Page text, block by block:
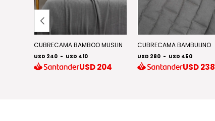
CUBRECAMA BAMBOO MUSLIN
USD 240 - USD 410
USD204
CUBRECAMA BAMBULINO
USD 280 - USD 450
USD238